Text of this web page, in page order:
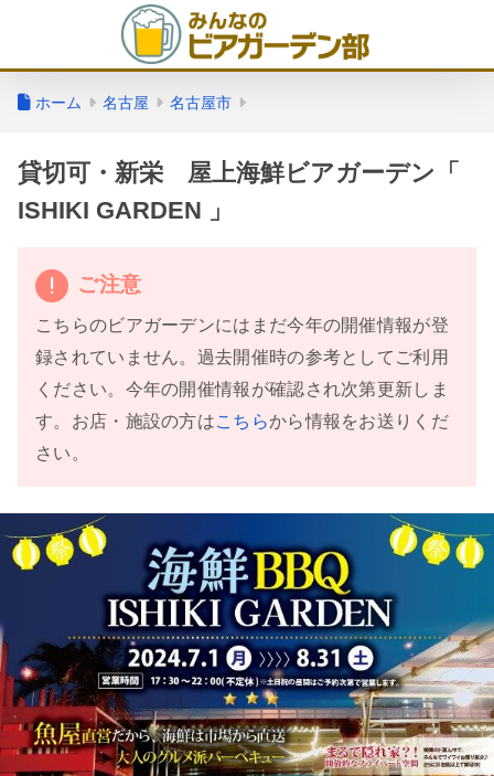
ホーム 名古屋 名古屋市
貸切可・新栄 屋上海鮮ビアガーデン「
ISHIKI GARDEN 」
ご注意
こちらのビアガーデンにはまだ今年の開催情報が登
録されていません。過去開催時の参考としてご利用
ください。今年の開催情報が確認され次第更新しま
す。お店・施設の方はこちらから情報をお送りくだ
さい。